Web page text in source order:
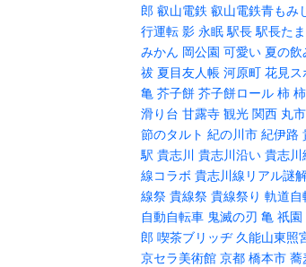
郎 叡山電鉄 叡山電鉄青もみ
行運転 影 永眠 駅長 駅長たま
みかん 岡公園 可愛い 夏の飲
祓 夏目友人帳 河原町 花見ス
亀 芥子餅 芥子餅ロール 柿
滑り台 甘露寺 観光 関西 丸
節のタルト 紀の川市 紀伊路
駅 貴志川 貴志川沿い 貴志川
線コラボ 貴志川線リアル謎
線祭 貴線祭 貴線祭り 軌道自
自動自転車 鬼滅の刃 亀 祇園
郎 喫茶ブリッヂ 久能山東照
京セラ美術館 京都 橋本市 蕎